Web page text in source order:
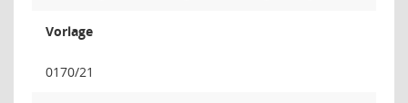
Vorlage
0170/21